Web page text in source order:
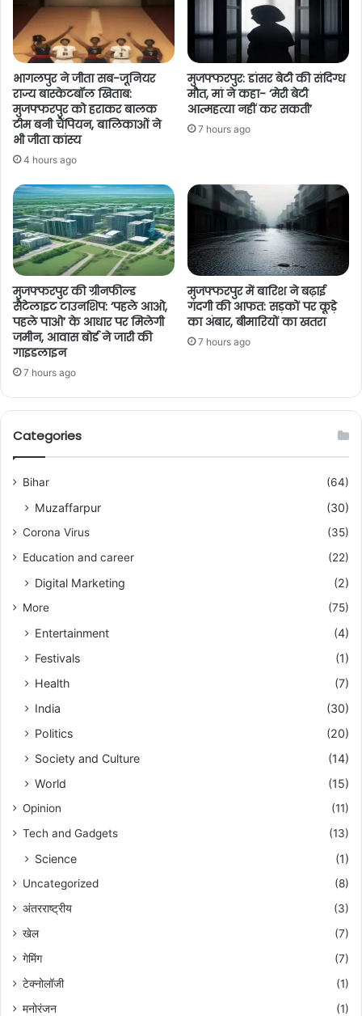
भागलपुर ने जीता सब-जूनियर
राज्य बास्केटबॉल खिताब:
मुजफ्फरपुर को हराकर बालक
टीम बनी चैंपियन, बालिकाओं ने
भी जीता कांस्य
4 hours ago
मुजफ्फरपुर: डांसर बेटी की संदिग्ध
मौत, मां ने कहा- ‘मेरी बेटी
आत्महत्या नहीं कर सकती’
7 hours ago
मुजफ्फरपुर की ग्रीनफील्ड
सैटेलाइट टाउनशिप: ‘पहले आओ,
पहले पाओ’ के आधार पर मिलेगी
जमीन, आवास बोर्ड ने जारी की
गाइडलाइन
7 hours ago
मुजफ्फरपुर में बारिश ने बढ़ाई
गंदगी की आफत: सड़कों पर कूड़े
का अंबार, बीमारियों का खतरा
7 hours ago
Categories
Bihar (64)
Muzaffarpur (30)
Corona Virus
(35)
Education and career
(22)
Digital Marketing (2)
More (75)
Entertainment
(4)
Festivals
(1)
Health
(7)
India
(30)
Politics
(20)
Society and Culture
(14)
World
(15)
Opinion
(11)
Tech and Gadgets
(13)
Science (1)
Uncategorized
(8)
अंतरराष्ट्रीय
(3)
खेल
(7)
गेमिंग
(7)
टेक्नोलॉजी
(1)
मनोरंजन
(1)